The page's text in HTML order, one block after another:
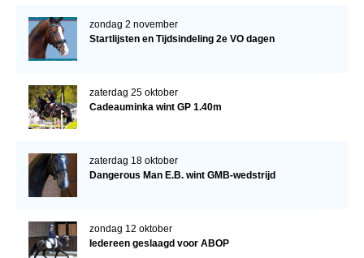
zondag 2 november
Startlijsten en Tijdsindeling 2e VO dagen
zaterdag 25 oktober
Cadeauminka wint GP 1.40m
zaterdag 18 oktober
Dangerous Man E.B. wint GMB-wedstrijd
zondag 12 oktober
Iedereen geslaagd voor ABOP